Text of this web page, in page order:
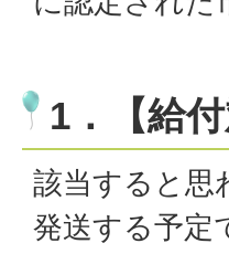
1．【給付
該当すると思
発送する予定